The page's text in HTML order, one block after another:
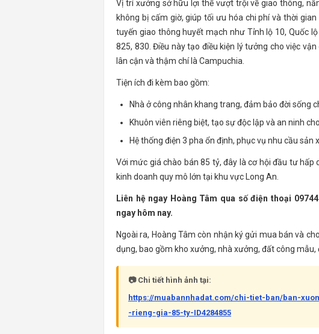
Vị trí xưởng sở hữu lợi thế vượt trội về giao thông,
không bị cấm giờ, giúp tối ưu hóa chi phí và thời
tuyến giao thông huyết mạch như Tỉnh lộ 10, Quốc
825, 830. Điều này tạo điều kiện lý tưởng cho việc
lân cận và thậm chí là Campuchia.
Tiện ích đi kèm bao gồm:
Nhà ở công nhân khang trang, đảm bảo đời sống
Khuôn viên riêng biệt, tạo sự độc lập và an ninh
Hệ thống điện 3 pha ổn định, phục vụ nhu cầu sản
Với mức giá chào bán 85 tỷ, đây là cơ hội đầu tư
kinh doanh quy mô lớn tại khu vực Long An.
Liên hệ ngay Hoàng Tâm qua số điện thoại
ngay hôm nay.
Ngoài ra, Hoàng Tâm còn nhận ký gửi mua bán và
dụng, bao gồm kho xưởng, nhà xưởng, đất công mẫu,
📷 Chi tiết hình ảnh tại:
https://muabannhadat.com/chi-tiet-ban/ban-
-rieng-gia-85-ty-ID4284855